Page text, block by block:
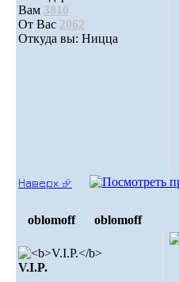
Вам 3810
От Вас 2062
Откуда вы: Ницца
Наверх ⮵
oblomoff oblomoff
V.I.P.